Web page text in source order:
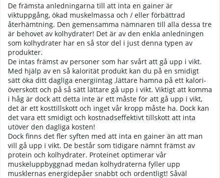
De främsta anledningarna till att inta en gainer är
viktuppgång, ökad muskelmassa och / eller förbättrad
återhämtning. Den gemensamma nämnaren till alla dessa tre
är behovet av kolhydrater! Det är av den enkla anledningen
som kolhydrater har en så stor del i just denna typen av
produkter.
De intas främst av personer som har svårt att gå upp i vikt.
Med hjälp av en så kalorität produkt kan du på en smidigt
sätt öka ditt dagliga energiintag ,lättare hamna på ett kalori-
överskott och på så sätt lättare gå upp i vikt. Viktigt att komma
i håg är dock att detta inte är ett måste för att gå upp i vikt,
det är ett kosttillskott och inget vår kropp måste ha. Dock kan
det vara ett smidigt och kostnadseffektivt tillskott att inta
utöver den dagliga kosten!
Dock finns det fler syften med att inta en gainer än att man
vill gå upp i vikt. De består som tidigare nämnt främst av
protein och kolhydrater. Proteinet optimerar vår
muskeluppbyggnad medan kolhydraterna fyller upp
musklernas energidepåer snabbt och ordentligt! Såväl